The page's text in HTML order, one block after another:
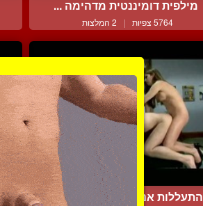
מילפית דומיננטית מדהימה ...
5764 צפיות | 2 המלצות
התעללות אנאלית ברקטום הצ...